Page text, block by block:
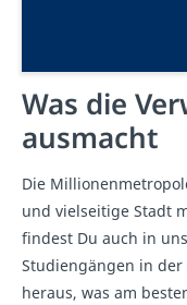
Was die
ausmacht
Die
und vielseitige Stadt
findest Du auch in
Studiengängen in
heraus, was am